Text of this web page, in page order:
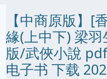
【中商原版】[
緣(上中下) 梁
版/武俠小說
电子书 下载